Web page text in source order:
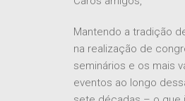
Mantendo a tradição
na realização de